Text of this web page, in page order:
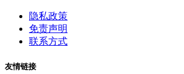
隐私政策
免责声明
联系方式
友情链接